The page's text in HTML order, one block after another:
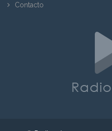
Contacto